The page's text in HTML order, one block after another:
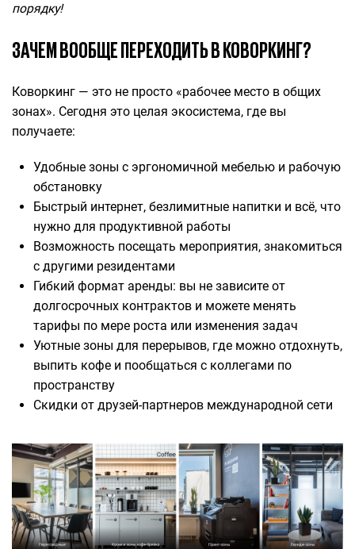
порядку!
ЗАЧЕМ ВООБЩЕ ПЕРЕХОДИТЬ В КОВОРКИНГ?
Коворкинг — это не просто «рабочее место в общих
зонах». Сегодня это целая экосистема, где вы
получаете:
Удобные зоны с эргономичной мебелью и рабочую
обстановку
Быстрый интернет, безлимитные напитки и всё, что
нужно для продуктивной работы
Возможность посещать мероприятия, знакомиться
с другими резидентами
Гибкий формат аренды: вы не зависите от
долгосрочных контрактов и можете менять
тарифы по мере роста или изменения задач
Уютные зоны для перерывов, где можно отдохнуть,
выпить кофе и пообщаться с коллегами по
пространству
Скидки от друзей-партнеров международной сети